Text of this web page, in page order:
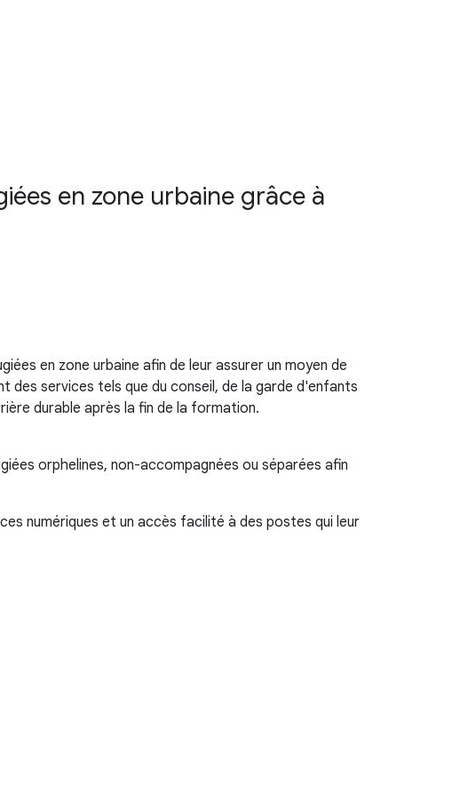
en zone urbaine grâce à
en zone urbaine afin de leur assurer un moyen de
des services tels que du conseil, de la garde d'enfants
durable après la fin de la formation.
orphelines, non-accompagnées ou séparées afin
numériques et un accès facilité à des postes qui leur